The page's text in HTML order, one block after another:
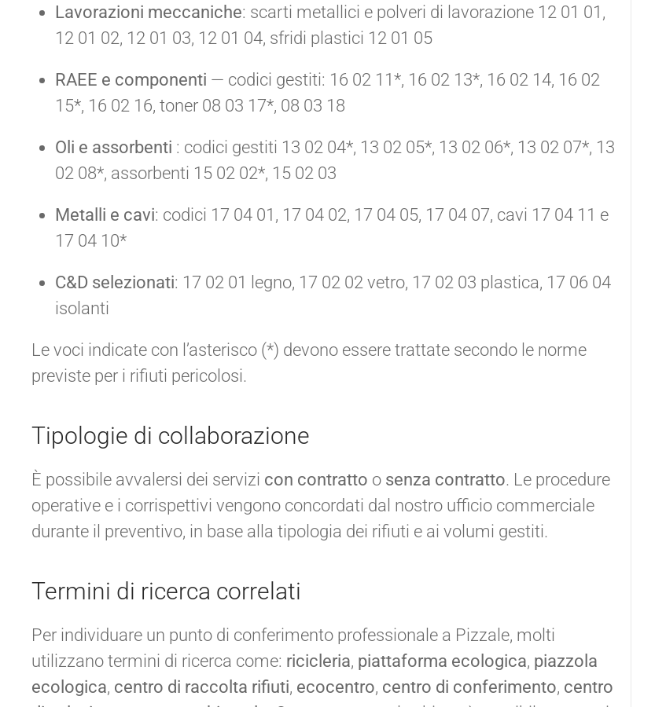
Lavorazioni meccaniche: scarti metallici e polveri di lavorazione 12 01 01,
12 01 02, 12 01 03, 12 01 04, sfridi plastici 12 01 05
RAEE e componenti — codici gestiti: 16 02 11*, 16 02 13*, 16 02 14, 16 02
15*, 16 02 16, toner 08 03 17*, 08 03 18
Oli e assorbenti : codici gestiti 13 02 04*, 13 02 05*, 13 02 06*, 13 02 07*, 13
02 08*, assorbenti 15 02 02*, 15 02 03
Metalli e cavi: codici 17 04 01, 17 04 02, 17 04 05, 17 04 07, cavi 17 04 11 e
17 04 10*
C&D selezionati: 17 02 01 legno, 17 02 02 vetro, 17 02 03 plastica, 17 06 04
isolanti
Le voci indicate con l’asterisco (*) devono essere trattate secondo le norme
previste per i rifiuti pericolosi.
Tipologie di collaborazione
È possibile avvalersi dei servizi con contratto o senza contratto. Le procedure
operative e i corrispettivi vengono concordati dal nostro ufficio commerciale
durante il preventivo, in base alla tipologia dei rifiuti e ai volumi gestiti.
Termini di ricerca correlati
Per individuare un punto di conferimento professionale a Pizzale, molti
utilizzano termini di ricerca come: ricicleria, piattaforma ecologica, piazzola
ecologica, centro di raccolta rifiuti, ecocentro, centro di conferimento, centro